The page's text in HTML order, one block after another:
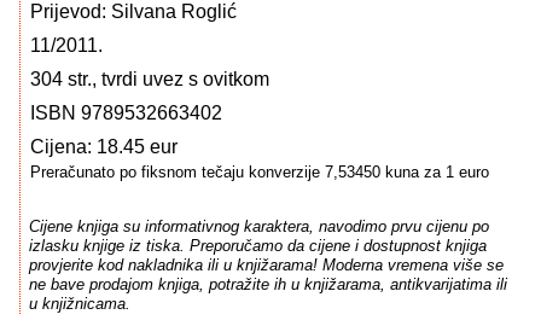
Prijevod: Silvana Roglić
11/2011.
304 str., tvrdi uvez s ovitkom
ISBN 9789532663402
Cijena: 18.45 eur
Preračunato po fiksnom tečaju konverzije 7,53450 kuna za 1 euro
Cijene knjiga su informativnog karaktera, navodimo prvu cijenu po
izlasku knjige iz tiska. Preporučamo da cijene i dostupnost knjiga
provjerite kod nakladnika ili u knjižarama! Moderna vremena više se
ne bave prodajom knjiga, potražite ih u knjižarama, antikvarijatima ili
u knjižnicama.